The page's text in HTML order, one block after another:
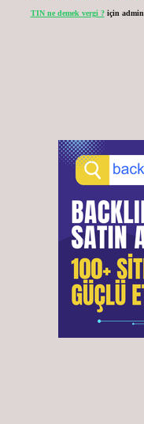
TIN ne demek vergi ?için admin